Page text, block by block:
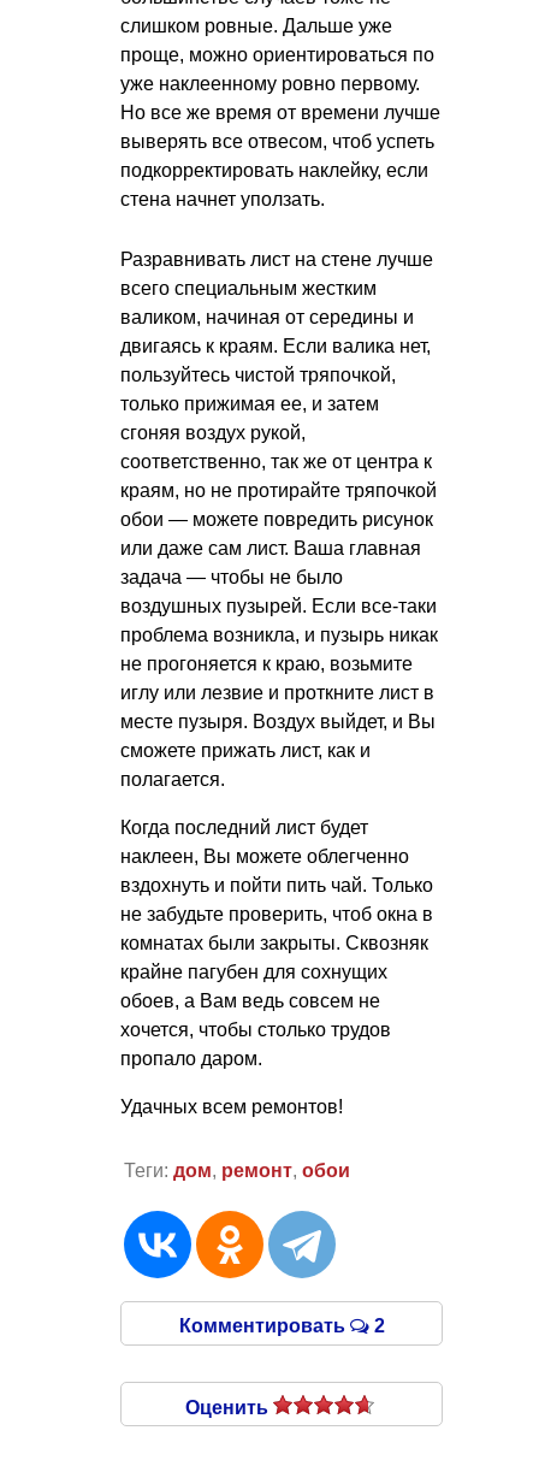
слишком ровные. Дальше уже
проще, можно ориентироваться по
уже наклеенному ровно первому.
Но все же время от времени лучше
выверять все отвесом, чтоб успеть
подкорректировать наклейку, если
стена начнет уползать.
Разравнивать лист на стене лучше
всего специальным жестким
валиком, начиная от середины и
двигаясь к краям. Если валика нет,
пользуйтесь чистой тряпочкой,
только прижимая ее, и затем
сгоняя воздух рукой,
соответственно, так же от центра к
краям, но не протирайте тряпочкой
обои — можете повредить рисунок
или даже сам лист. Ваша главная
задача — чтобы не было
воздушных пузырей. Если все-таки
проблема возникла, и пузырь никак
не прогоняется к краю, возьмите
иглу или лезвие и проткните лист в
месте пузыря. Воздух выйдет, и Вы
сможете прижать лист, как и
полагается.
Когда последний лист будет
наклеен, Вы можете облегченно
вздохнуть и пойти пить чай. Только
не забудьте проверить, чтоб окна в
комнатах были закрыты. Сквозняк
крайне пагубен для сохнущих
обоев, а Вам ведь совсем не
хочется, чтобы столько трудов
пропало даром.
Удачных всем ремонтов!
Теги: дом, ремонт, обои
Комментировать 2
Оценить